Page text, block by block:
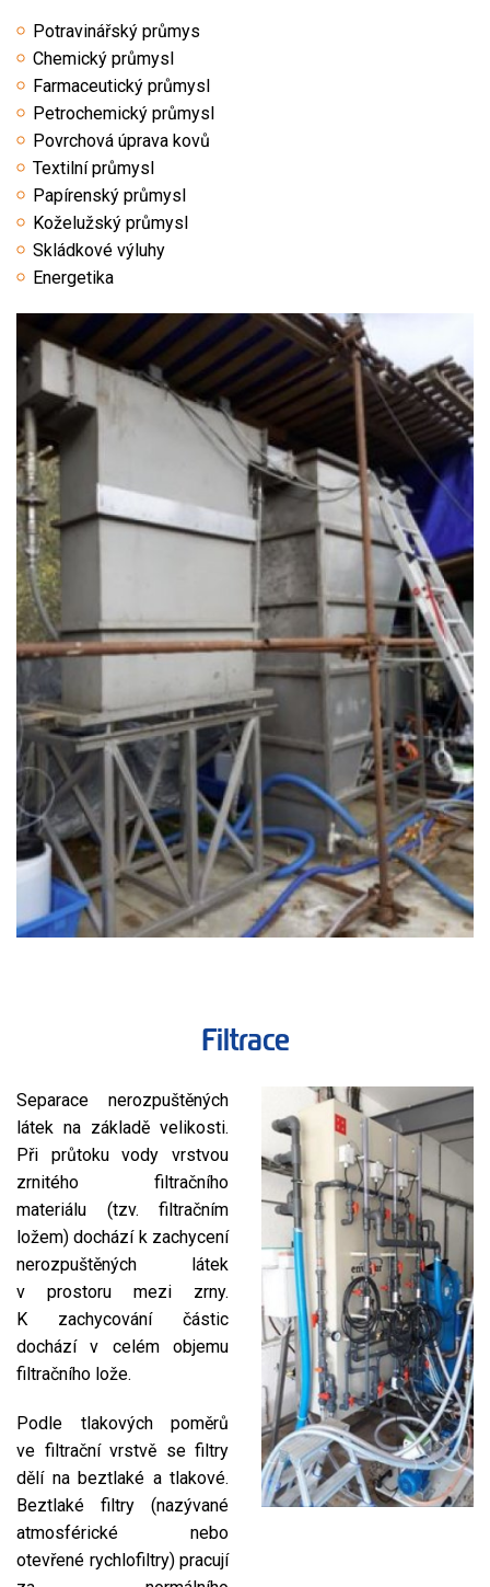
Potravinářský průmys
Chemický průmysl
Farmaceutický průmysl
Petrochemický průmysl
Povrchová úprava kovů
Textilní průmysl
Papírenský průmysl
Koželužský průmysl
Skládkové výluhy
Energetika
Filtrace
Separace nerozpuštěných
látek na základě velikosti.
Při průtoku vody vrstvou
zrnitého filtračního
materiálu (tzv. filtračním
ložem) dochází k zachycení
nerozpuštěných látek
v prostoru mezi zrny.
K zachycování částic
dochází v celém objemu
filtračního lože.
Podle tlakových poměrů
ve filtrační vrstvě se filtry
dělí na beztlaké a tlakové.
Beztlaké filtry (nazývané
atmosférické nebo
otevřené rychlofiltry) pracují